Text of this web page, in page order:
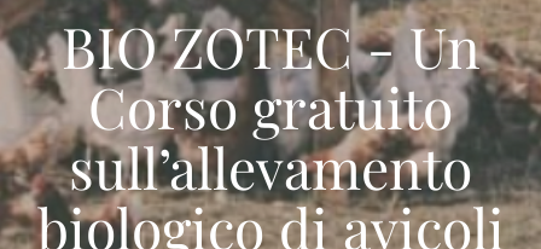
BIO ZOTEC - Un
Corso gratuito
sull’allevamento
biologico di avicoli